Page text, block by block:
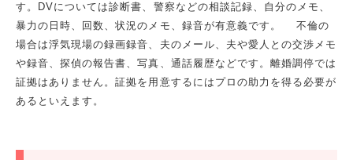
す。DVについては診断書、警察などの相談記録、自分のメモ、
暴力の日時、回数、状況のメモ、録音が有意義です。 不倫の
場合は浮気現場の録画録音、夫のメール、夫や愛人との交渉メモ
や録音、探偵の報告書、写真、通話履歴などです。離婚調停では
証拠はありません。証拠を用意するにはプロの助力を得る必要が
あるといえます。